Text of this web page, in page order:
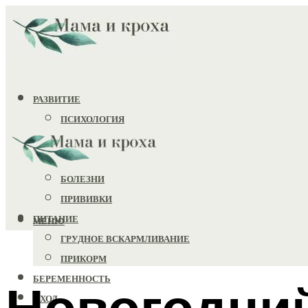
РАЗВИТИЕ
ПСИХОЛОГИЯ
ИГРУШКИ
ЗДОРОВЬЕ
БОЛЕЗНИ
ПРИВИВКИ
ПИТАНИЕ
ГРУДНОЕ ВСКАРМЛИВАНИЕ
ПРИКОРМ
БЕРЕМЕННОСТЬ
УХОД
МЕНЮ